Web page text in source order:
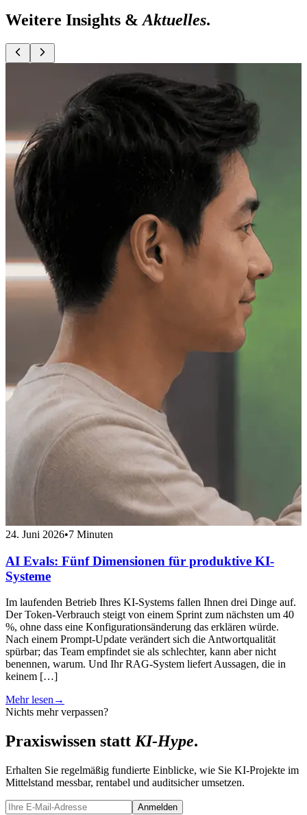
Weitere Insights & Aktuelles.
24. Juni 2026•7 Minuten
AI Evals: Fünf Dimensionen für produktive KI-
Systeme
Im laufenden Betrieb Ihres KI-Systems fallen Ihnen drei Dinge auf.
Der Token-Verbrauch steigt von einem Sprint zum nächsten um 40
%, ohne dass eine Konfigurationsänderung das erklären würde.
Nach einem Prompt-Update verändert sich die Antwortqualität
spürbar; das Team empfindet sie als schlechter, kann aber nicht
benennen, warum. Und Ihr RAG-System liefert Aussagen, die in
keinem […]
Mehr lesen →
Nichts mehr verpassen?
Praxiswissen statt KI-Hype.
Erhalten Sie regelmäßig fundierte Einblicke, wie Sie KI-Projekte im
Mittelstand messbar, rentabel und auditsicher umsetzen.
Anmelden